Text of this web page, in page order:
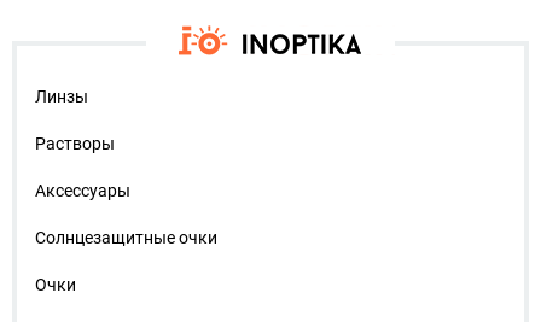
Линзы
Растворы
Аксессуары
Солнцезащитные очки
Очки